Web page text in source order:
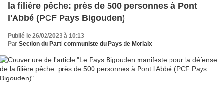
la filière pêche: près de 500 personnes à Pont
l'Abbé (PCF Pays Bigouden)
Publié le 26/02/2023 à 10:13
Par Section du Parti communiste du Pays de Morlaix